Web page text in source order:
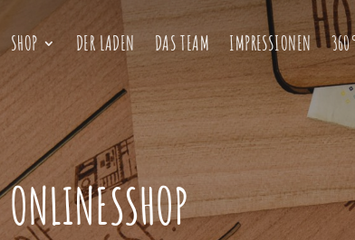
SHOP DER LADEN DAS TEAM IMPRESSIONEN